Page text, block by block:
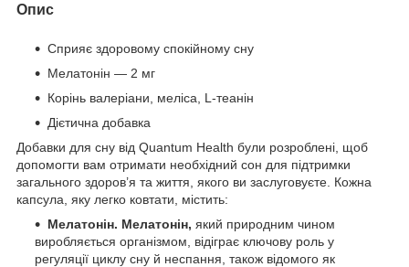
Опис
Сприяє здоровому спокійному сну
Мелатонін — 2 мг
Корінь валеріани, меліса, L-теанін
Дієтична добавка
Добавки для сну від Quantum Health були розроблені, щоб
допомогти вам отримати необхідний сон для підтримки
загального здоров’я та життя, якого ви заслуговуєте. Кожна
капсула, яку легко ковтати, містить:
Мелатонін. Мелатонін, який природним чином
виробляється організмом, відіграє ключову роль у
регуляції циклу сну й неспання, також відомого як